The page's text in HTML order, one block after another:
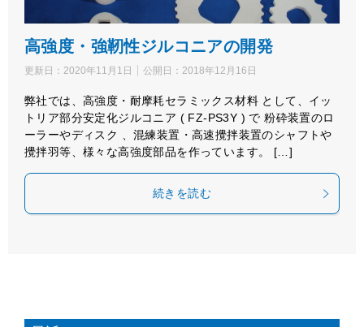
高強度・強靭性ジルコニアの開発
更新日： 2020年11月1日 公開日： 2018年12月16日
弊社では、高強度・耐摩耗セラミックス材料 として、イッ
トリア部分安定化ジルコニア ( FZ-PS3Y ) で 粉砕装置のロ
ーラーやディスク 、混練装置・高速攪拌装置のシャフトや
攪拌羽等、様々な高強度部品を作っています。 […]
続きを読む